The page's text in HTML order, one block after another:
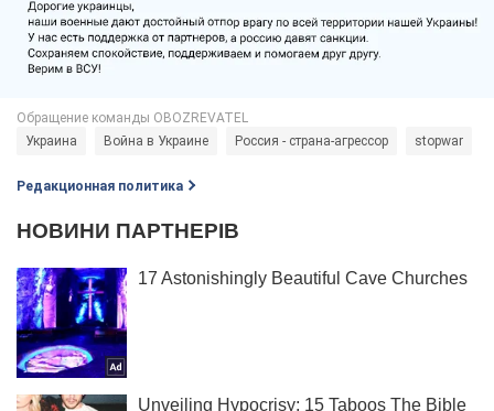
Украина Война в Украине Россия - страна-агрессор stopwar
Редакционная политика